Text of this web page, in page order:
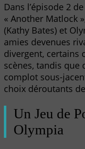
Dans l’épisode 2
« Another Matlock
(Kathy Bates) et
amies devenues
divergent, certains
scènes, tandis que
complot sous-
choix déroutants
Un Jeu de
Olympia